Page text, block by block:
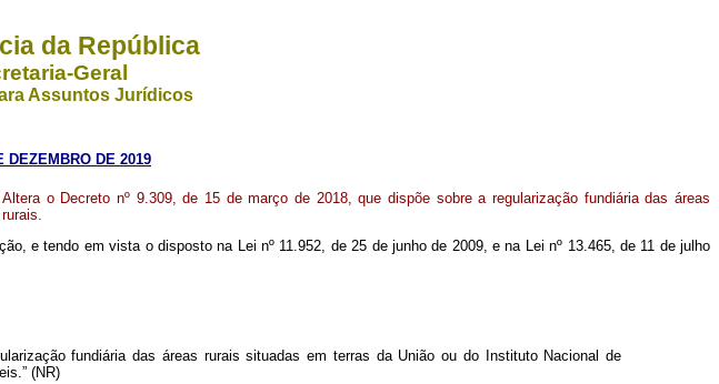
da República
Geral
Assuntos Jurídicos
DEZEMBRO DE 2019
Altera o Decreto nº 9.309, de 15 de março de 2018, que dispõe sobre a regularização fundiária das áreas
rurais.
e tendo em vista o disposto na Lei nº 11.952, de 25 de junho de 2009, e na Lei nº 13.465, de 11 de julho
fundiária das áreas rurais situadas em terras da União ou do Instituto Nacional de
(NR)